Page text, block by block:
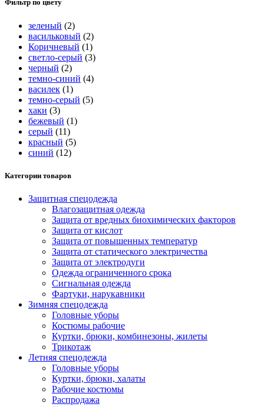
Фильтр по цвету
зеленый (2)
васильковый (2)
Коричневый (1)
светло-серый (3)
черный (2)
темно-синий (4)
василек (1)
темно-серый (5)
хаки (3)
бежевый (1)
серый (11)
красный (5)
синий (12)
Категории товаров
Защитная спецодежда
Влагозащитная одежда
Защита от вредных биохимических факторов
Защита от кислот
Защита от повышенных температур
Защита от статического электричества
Защита от электродуги
Одежда ограниченного срока
Сигнальная одежда
Фартуки, нарукавники
Зимняя спецодежда
Головные уборы
Костюмы рабочие
Куртки, брюки, комбинезоны, жилеты
Трикотаж
Летняя спецодежда
Головные уборы
Куртки, брюки, халаты
Рабочие костюмы
Распродажа